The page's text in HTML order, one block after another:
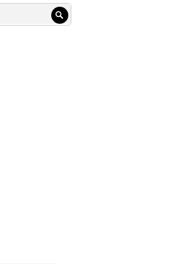
Sök